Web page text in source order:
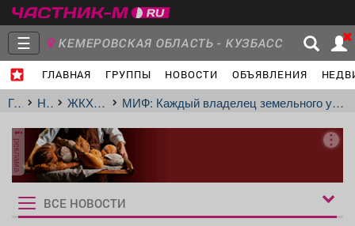
☰ КЕМЕРОВСКАЯ ОБЛАСТЬ - КУЗБАСС
ГЛАВНАЯ ГРУППЫ НОВОСТИ ОБЪЯВЛЕНИЯ
Главная
Группы
Объявления Недвижимость Услуги
ГлавнаяНовостиЖКХ и недвижимость МИФ: Каждый владелец земельного участка имеет право на налоговый вычет в размере кадастровой стоимости 600 кв.
реклама
Рукбрики
новостей
ВСЕ НОВОСТИ